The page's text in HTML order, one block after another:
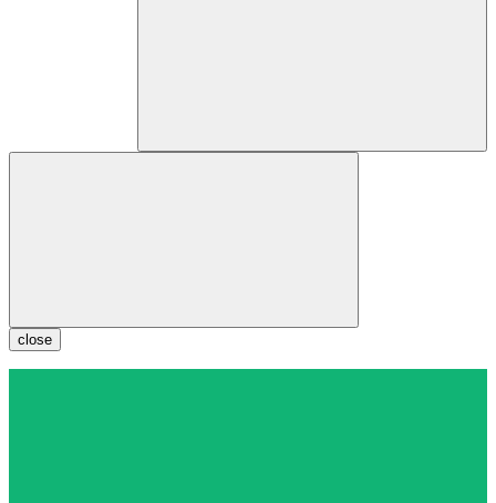
close